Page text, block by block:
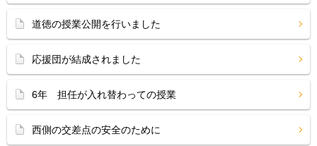
道徳の授業公開を行いました
応援団が結成されました
6年 担任が入れ替わっての授業
西側の交差点の安全のために